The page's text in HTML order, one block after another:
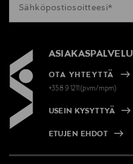
ASIAKASPALVELU
OTA YHTEYTTÄ
+358 9 1211(pvm/mpm)
USEIN KYSYTTYÄ
ETUJEN EHDOT